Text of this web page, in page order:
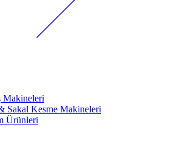
Makineleri
Sakal Kesme Makineleri
Ürünleri